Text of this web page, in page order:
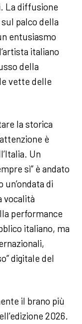
La diffusione
palco della
entusiasmo
italiano
della
vette delle
la storica
è
Un
sì” è andato
di
vocalità
performance
italiano, ma
digitale del
il brano più
2026.